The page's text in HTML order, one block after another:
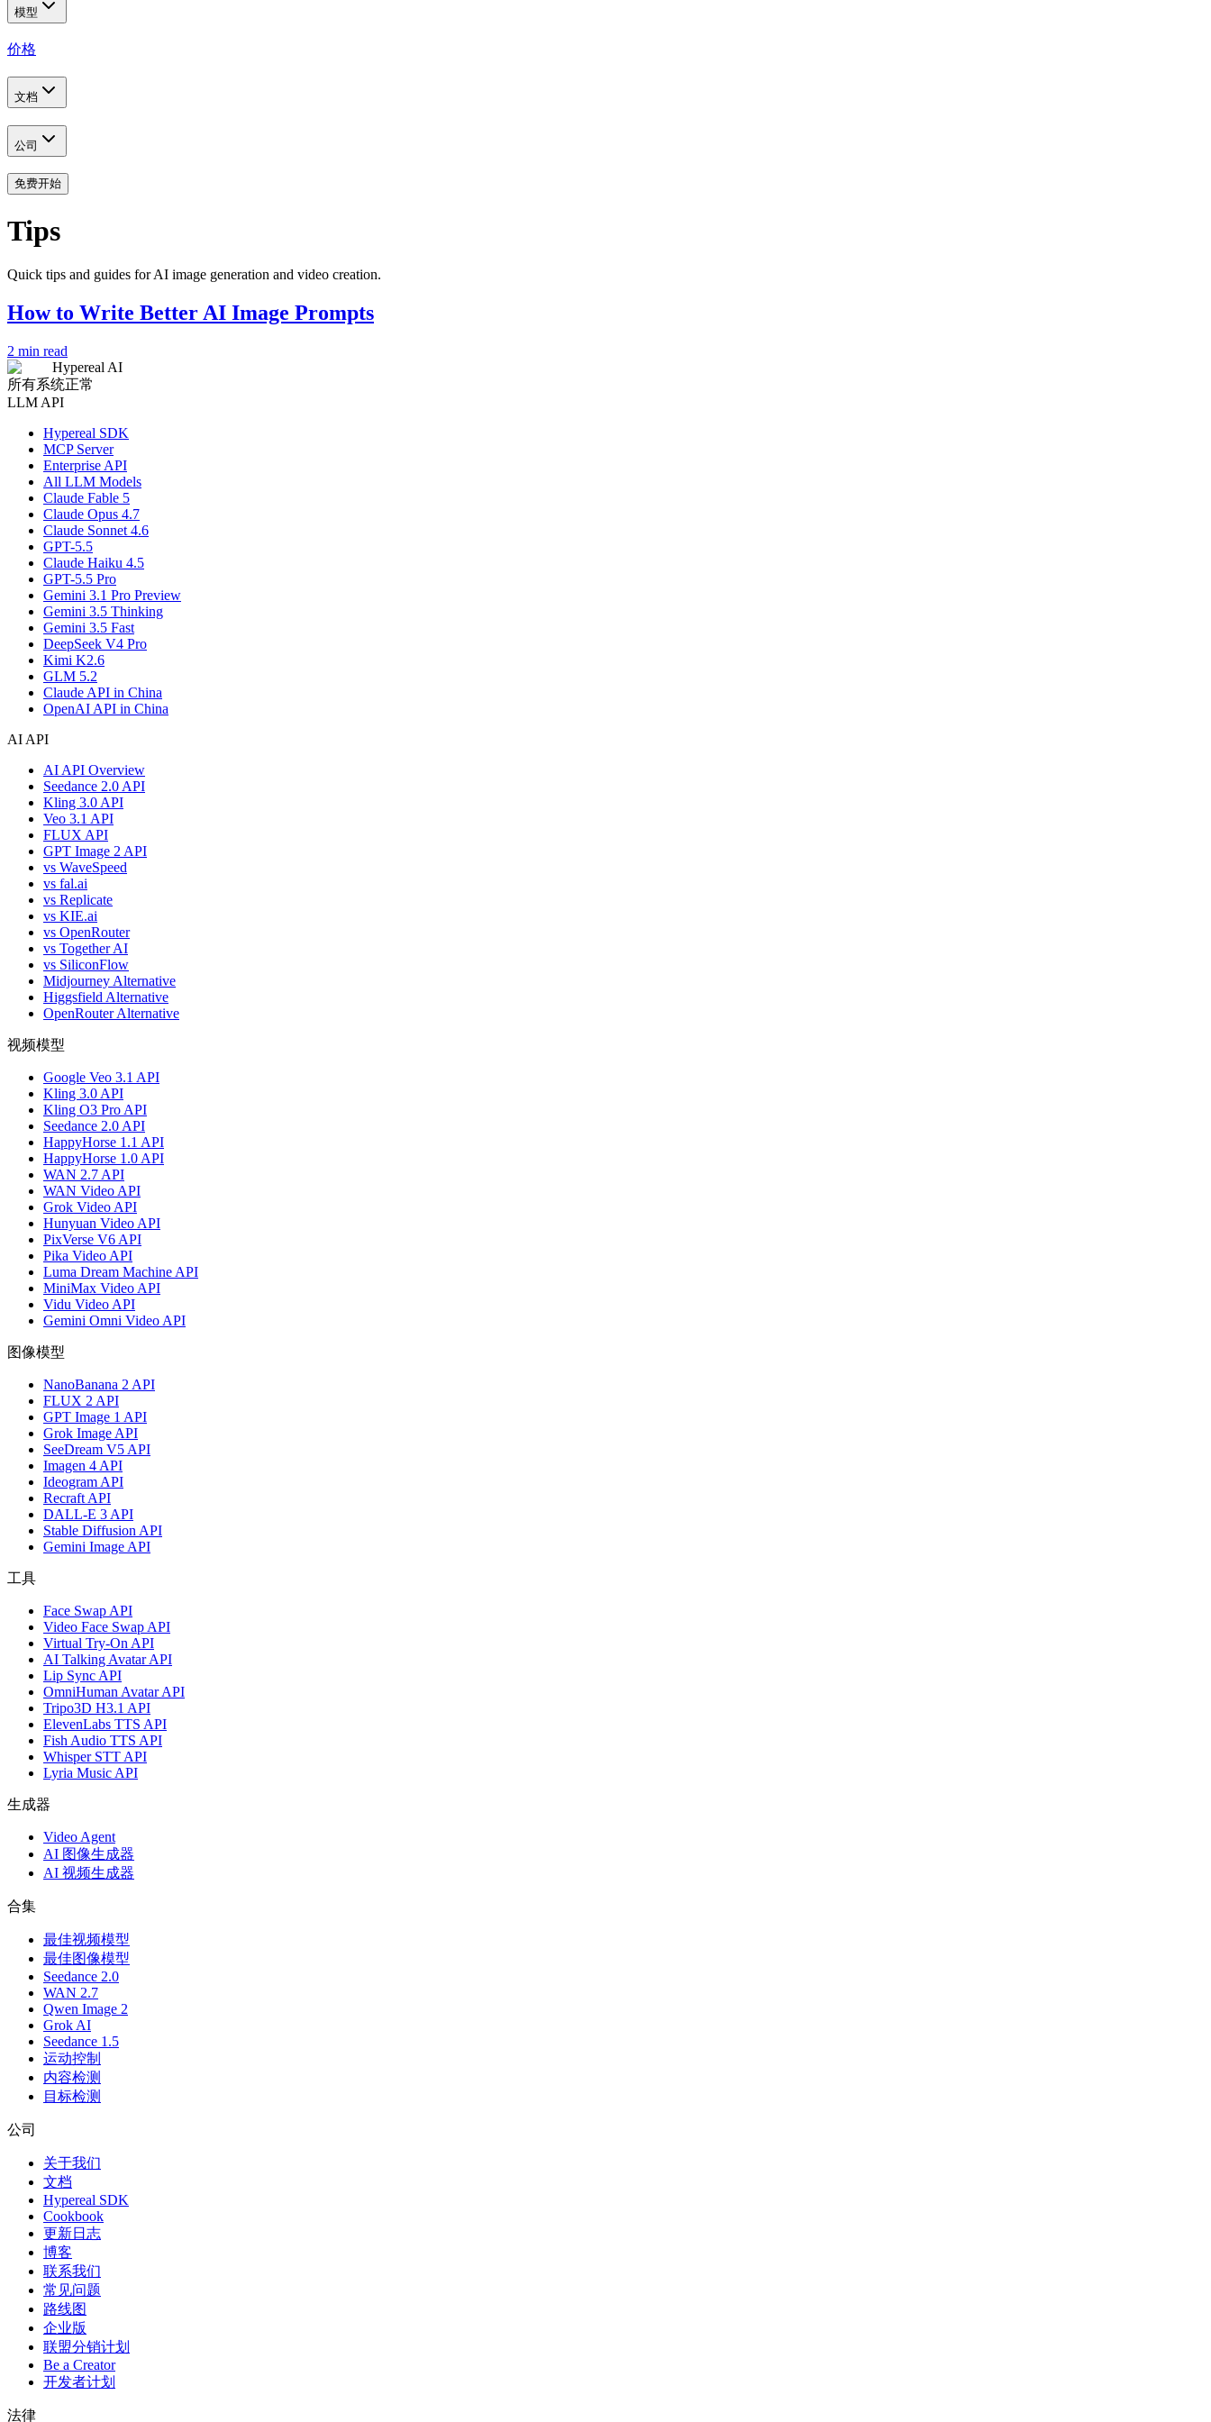
模型
价格
文档
公司
免费开始
Tips
Quick tips and guides for AI image generation and video creation.
How to Write Better AI Image Prompts
2 min read
Hypereal AI
所有系统正常
LLM API
Hypereal SDK
MCP Server
Enterprise API
All LLM Models
Claude Fable 5
Claude Opus 4.7
Claude Sonnet 4.6
GPT-5.5
Claude Haiku 4.5
GPT-5.5 Pro
Gemini 3.1 Pro Preview
Gemini 3.5 Thinking
Gemini 3.5 Fast
DeepSeek V4 Pro
Kimi K2.6
GLM 5.2
Claude API in China
OpenAI API in China
AI API
AI API Overview
Seedance 2.0 API
Kling 3.0 API
Veo 3.1 API
FLUX API
GPT Image 2 API
vs WaveSpeed
vs fal.ai
vs Replicate
vs KIE.ai
vs OpenRouter
vs Together AI
vs SiliconFlow
Midjourney Alternative
Higgsfield Alternative
OpenRouter Alternative
视频模型
Google Veo 3.1 API
Kling 3.0 API
Kling O3 Pro API
Seedance 2.0 API
HappyHorse 1.1 API
HappyHorse 1.0 API
WAN 2.7 API
WAN Video API
Grok Video API
Hunyuan Video API
PixVerse V6 API
Pika Video API
Luma Dream Machine API
MiniMax Video API
Vidu Video API
Gemini Omni Video API
图像模型
NanoBanana 2 API
FLUX 2 API
GPT Image 1 API
Grok Image API
SeeDream V5 API
Imagen 4 API
Ideogram API
Recraft API
DALL-E 3 API
Stable Diffusion API
Gemini Image API
工具
Face Swap API
Video Face Swap API
Virtual Try-On API
AI Talking Avatar API
Lip Sync API
OmniHuman Avatar API
Tripo3D H3.1 API
ElevenLabs TTS API
Fish Audio TTS API
Whisper STT API
Lyria Music API
生成器
Video Agent
AI 图像生成器
AI 视频生成器
合集
最佳视频模型
最佳图像模型
Seedance 2.0
WAN 2.7
Qwen Image 2
Grok AI
Seedance 1.5
运动控制
内容检测
目标检测
公司
关于我们
文档
Hypereal SDK
Cookbook
更新日志
博客
联系我们
常见问题
路线图
企业版
联盟分销计划
Be a Creator
开发者计划
法律